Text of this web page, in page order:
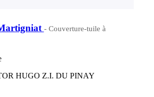
- Couverture-tuile à
HUGO Z.I. DU PINAY